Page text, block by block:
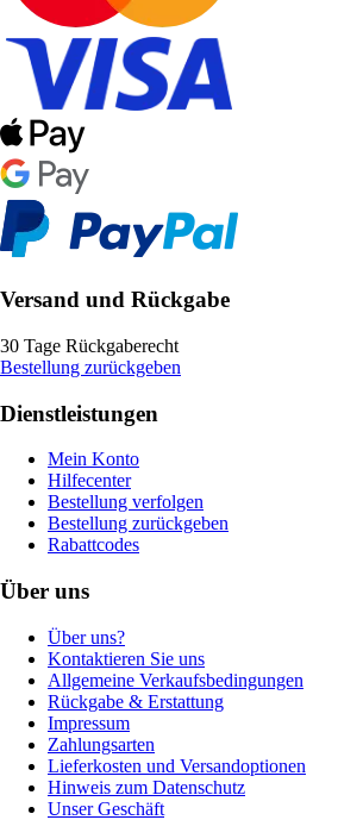
Versand und Rückgabe
30 Tage Rückgaberecht
Bestellung zurückgeben
Dienstleistungen
Mein Konto
Hilfecenter
Bestellung verfolgen
Bestellung zurückgeben
Rabattcodes
Über uns
Über uns?
Kontaktieren Sie uns
Allgemeine Verkaufsbedingungen
Rückgabe & Erstattung
Impressum
Zahlungsarten
Lieferkosten und Versandoptionen
Hinweis zum Datenschutz
Unser Geschäft